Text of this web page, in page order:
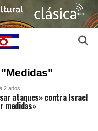
2 años
ataques» contra Israel
medidas»